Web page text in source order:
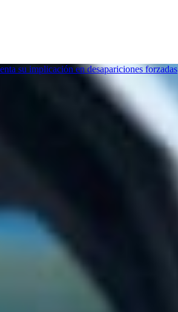
su implicación en desapariciones forzadas